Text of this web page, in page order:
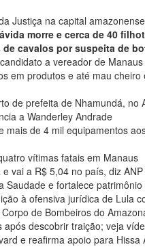
Justiça na capital amazonense
morre e cerca de 40
cavalos por suspeita de
a vereador de
em produtos e até mau
de prefeita de Nhamundá, no
a Wanderley Andrade
mais de 4 mil equipamentos
vítimas fatais em Manaus
vai a R$ 5,04 no país, diz ANP
Saudade e fortalece
à ofensiva jurídica de Lula
de Bombeiros do
descobrir traição; veja
e reafirma apoio para Hissa